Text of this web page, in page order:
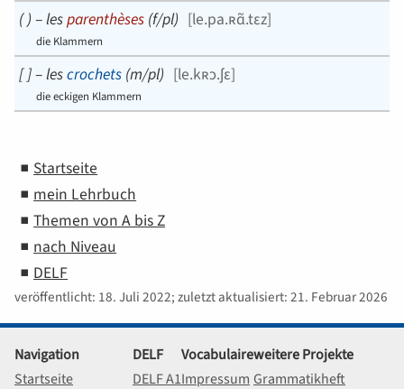
( ) –lesparenthèses (f/pl) [le.pa.ʀɑ̃.tɛz]
die Klammern
[ ]–lescrochets (m/pl) [le.kʀɔ.ʃɛ]
die eckigen Klammern
Startseite
mein Lehrbuch
Themen von A bis Z
nach Niveau
DELF
veröffentlicht: 18. Juli 2022; zuletzt aktualisiert: 21. Februar 2026
Navigation
Startseite
DELF
DELF A1
Vocabulaire
Impressum
weitere Projekte
Grammatikheft